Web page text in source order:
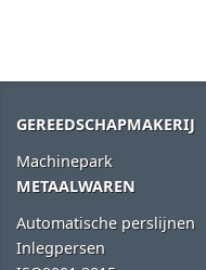
GEREEDSCHAPMAKERIJ
Machinepark
METAALWAREN
Automatische perslijnen
Inlegpersen